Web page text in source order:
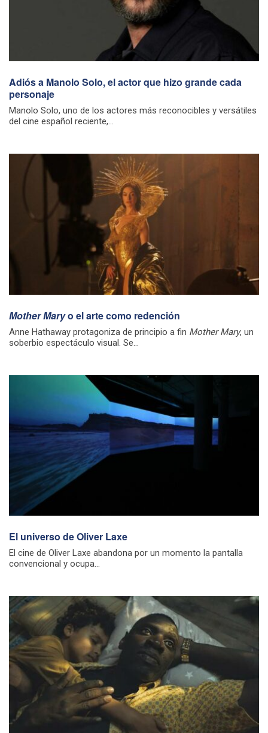
Adiós a Manolo Solo, el actor que hizo grande cada
personaje
Manolo Solo, uno de los actores más reconocibles y versátiles
del cine español reciente,...
Mother Maryo el arte como redención
Anne Hathaway protagoniza de principio a fin Mother Mary, un
soberbio espectáculo visual. Se...
El universo de Oliver Laxe
El cine de Oliver Laxe abandona por un momento la pantalla
convencional y ocupa...